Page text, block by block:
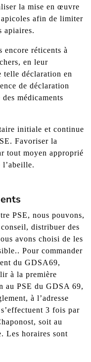
la mise en œuvre
apicoles afin de limiter
apiaires.
encore réticents à
en leur
telle déclaration en
de déclaration
médicaments
initiale et continue
Favoriser la
tout moyen approprié
l’abeille.
PSE, nous pouvons,
distribuer des
avons choisi de les
Pour commander
du GDSA69,
à la première
au PSE du GDSA 69,
à l’adresse
3 fois par
soit au
Les horaires sont